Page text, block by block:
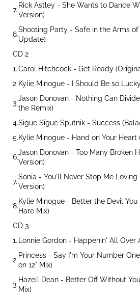
7.
Rick Astley - She Wants to Dance
Version)
8.
Shooting Party - Safe in the Arms of
Update)
CD 2
1.Carol Hitchcock - Get Ready
2.Kylie Minogue - I Should Be so
3.
Jason Donovan - Nothing Can
the Remix)
4.Sigue Sigue Sputnik - Success
5.Kylie Minogue - Hand on Your Heart
6.
Jason Donovan - Too Many Broken
Version)
7.
Sonia - You'll Never Stop Me Loving
Version)
8.
Kylie Minogue - Better the Devil
Hare Mix)
CD 3
1. Lonnie Gordon - Happenin' All Over
2.
Princess - Say I'm Your Number
on 12" Mix)
3.
Hazell Dean - Better Off Without
Mix)